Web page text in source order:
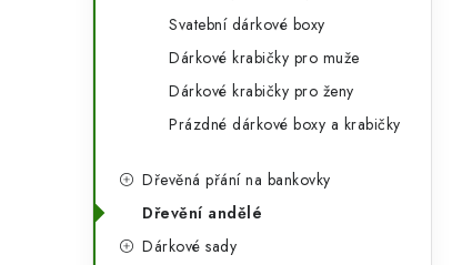
í
Svatební dárkové boxy
Dárkové krabičky pro muže
Dárkové krabičky pro ženy
Prázdné dárkové boxy a krabičky
Dřevěná přání na bankovky
Dřevění andělé
Dárkové sady